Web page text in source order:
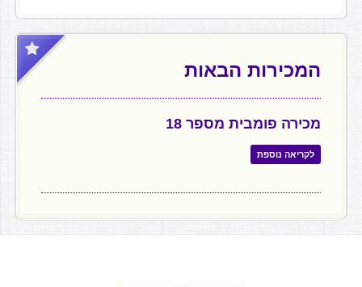
המכירות הבאות
מכירה פומבית מספר 18
לקריאה נוספת